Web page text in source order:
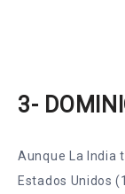
3-
Aunque La India
Estados Unidos